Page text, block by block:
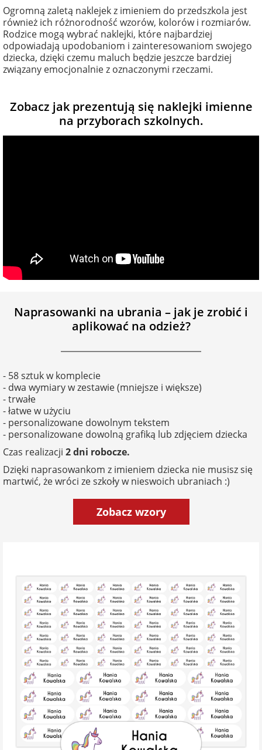
Ogromną zaletą naklejek z imieniem do przedszkola jest
również ich różnorodność wzorów, kolorów i rozmiarów.
Rodzice mogą wybrać naklejki, które najbardziej
odpowiadają upodobaniom i zainteresowaniom swojego
dziecka, dzięki czemu maluch będzie jeszcze bardziej
związany emocjonalnie z oznaczonymi rzeczami.
Zobacz jak prezentują się naklejki imienne
na przyborach szkolnych.
Naprasowanki na ubrania – jak je zrobić i
aplikować na odzież?
- 58 sztuk w komplecie
- dwa wymiary w zestawie (mniejsze i większe)
- trwałe
- łatwe w użyciu
- personalizowane dowolnym tekstem
- personalizowane dowolną grafiką lub zdjęciem dziecka
Czas realizacji 2 dni robocze.
Dzięki naprasowankom z imieniem dziecka nie musisz się
martwić, że wróci ze szkoły w nieswoich ubraniach :)
Zobacz wzory